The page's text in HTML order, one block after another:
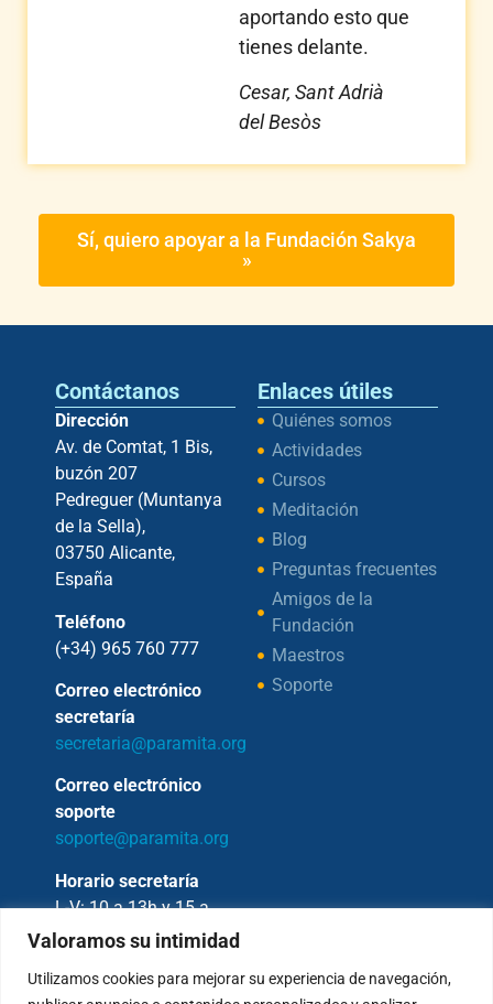
Valoramos su intimidad
Utilizamos cookies para mejorar su experiencia de navegación,
aportando esto que
tienes delante.
Cesar, Sant Adrià
del Besòs
Sí, quiero apoyar a la Fundación Sakya
»
Contáctanos
Dirección
Av. de Comtat, 1 Bis,
buzón 207
Pedreguer (Muntanya
de la Sella),
03750 Alicante,
España
Teléfono
(+34) 965 760 777
Correo electrónico
secretaría
secretaria@paramita.org
Correo electrónico
soporte
soporte@paramita.org
Horario secretaría
L-V: 10 a 13h y 15 a
17h
Enlaces útiles
Quiénes somos
Actividades
Cursos
Meditación
Blog
Preguntas frecuentes
Amigos de la
Fundación
Maestros
Soporte